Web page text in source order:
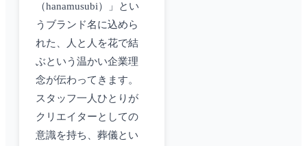
（hanamusubi）」とい
うブランド名に込めら
れた、人と人を花で結
ぶという温かい企業理
念が伝わってきます。
スタッフ一人ひとりが
クリエイターとしての
意識を持ち、葬儀とい